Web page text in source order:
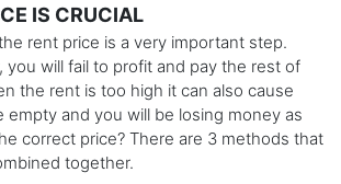
IS CRUCIAL
rent price is a very important step.
you will fail to profit and pay the rest of
the rent is too high it can also cause
empty and you will be losing money as
correct price? There are 3 methods that
together.